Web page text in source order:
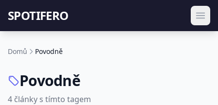
SPOTIFERO
Domů Povodně
Povodně
4 články s tímto tagem